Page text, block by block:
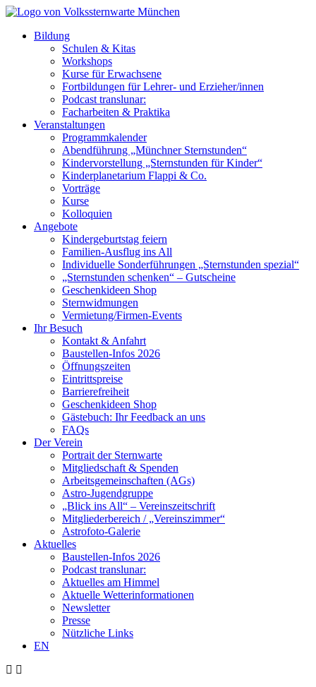
Bildung
Schulen & Kitas
Workshops
Kurse für Erwachsene
Fortbildungen für Lehrer- und Erzieher/innen
Podcast translunar:
Facharbeiten & Praktika
Veranstaltungen
Programmkalender
Abendführung „Münchner Sternstunden“
Kindervorstellung „Sternstunden für Kinder“
Kinderplanetarium Flappi & Co.
Vorträge
Kurse
Kolloquien
Angebote
Kindergeburtstag feiern
Familien-Ausflug ins All
Individuelle Sonderführungen „Sternstunden spezial“
„Sternstunden schenken“ – Gutscheine
Geschenkideen Shop
Sternwidmungen
Vermietung/Firmen-Events
Ihr Besuch
Kontakt & Anfahrt
Baustellen-Infos 2026
Öffnungszeiten
Eintrittspreise
Barrierefreiheit
Geschenkideen Shop
Gästebuch: Ihr Feedback an uns
FAQs
Der Verein
Portrait der Sternwarte
Mitgliedschaft & Spenden
Arbeitsgemeinschaften (AGs)
Astro-Jugendgruppe
„Blick ins All“ – Vereinszeitschrift
Mitgliederbereich / „Vereinszimmer“
Astrofoto-Galerie
Aktuelles
Baustellen-Infos 2026
Podcast translunar:
Aktuelles am Himmel
Aktuelle Wetterinformationen
Newsletter
Presse
Nützliche Links
EN